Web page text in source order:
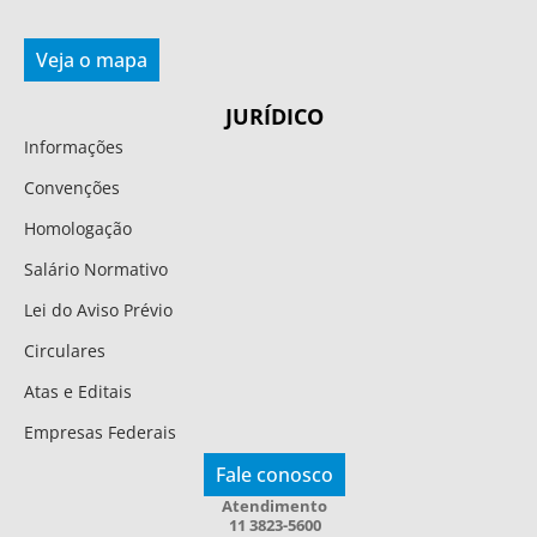
Veja o mapa
JURÍDICO
Informações
Convenções
Homologação
Salário Normativo
Lei do Aviso Prévio
Circulares
Atas e Editais
Empresas Federais
Fale conosco
Atendimento
11 3823-5600